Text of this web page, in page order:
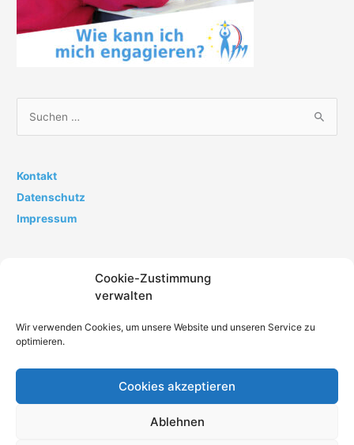
Cookie-Zustimmung
verwalten
Wir verwenden Cookies, um unsere Website und unseren Service zu
optimieren.
Cookies akzeptieren
Ablehnen
h
e
n
Kontakt
Datenschutz
Impressum
Impressum Datenschutz AGB
Kontakt
Cookie-Richtlinie (EU)